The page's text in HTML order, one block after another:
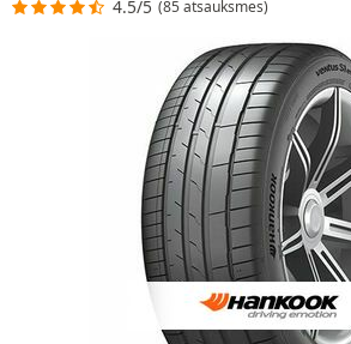
4.5/5 (85 atsauksmes)